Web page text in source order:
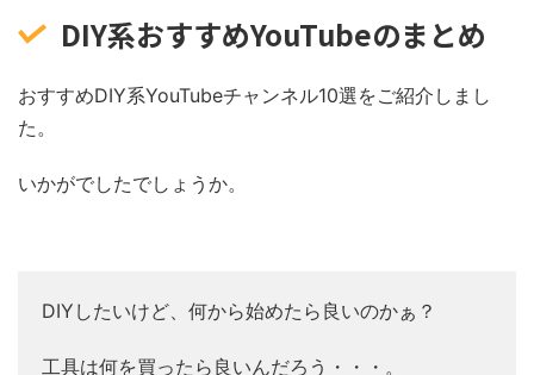
DIY系おすすめYouTubeのまとめ
おすすめDIY系YouTubeチャンネル10選をご紹介しまし
た。
いかがでしたでしょうか。
DIYしたいけど、何から始めたら良いのかぁ？
工具は何を買ったら良いんだろう・・・。